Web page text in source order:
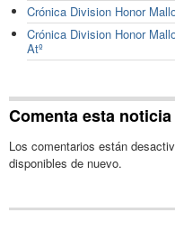
Crónica Division Honor
Crónica Division Honor
Atº
Comenta esta noticia
Los comentarios están
disponibles de nuevo.